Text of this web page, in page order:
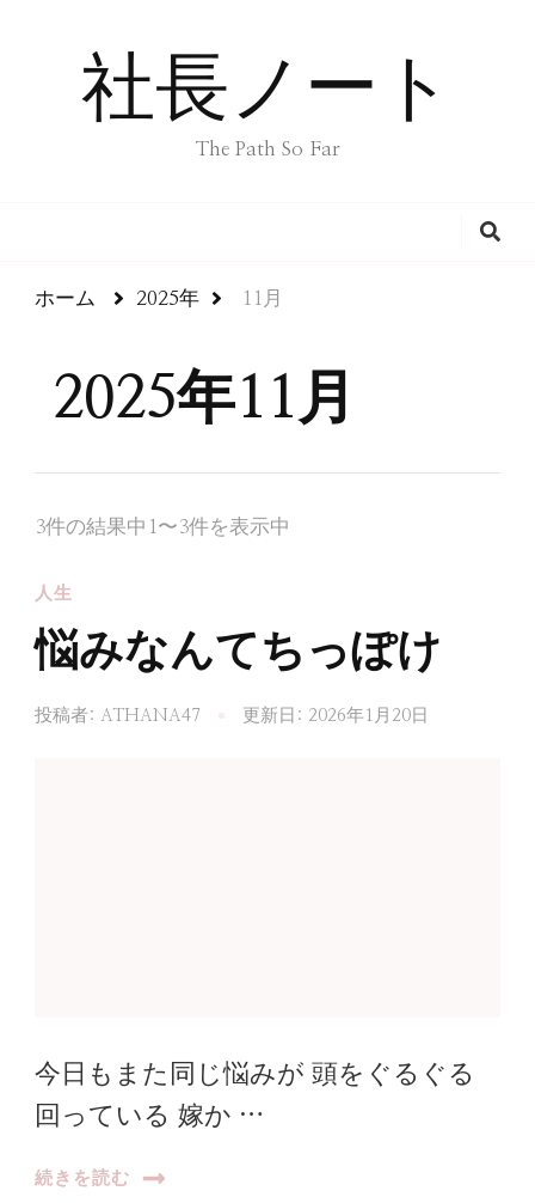
社長ノート
The Path So Far
ホーム 2025年 11月
2025年11月
3件の結果中1〜3件を表示中
人生
悩みなんてちっぽけ
投稿者: ATHANA47 更新日: 2026年1月20日
今日もまた同じ悩みが 頭をぐるぐる
回っている 嫁か …
続きを読む